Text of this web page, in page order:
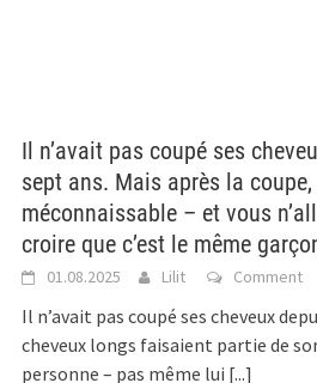
Il n’avait pas coupé ses
sept ans. Mais après la
méconnaissable – et vous
croire que c’est le même
01.08.2025 Lilit Comment
Il n’avait pas coupé ses cheveux
cheveux longs faisaient partie de
personne – pas même lui [...]